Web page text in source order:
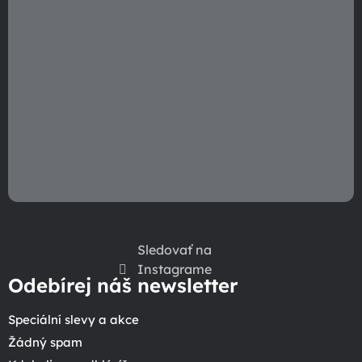
Sledovať na
Instagrame
Odebírej náš newsletter
Speciální slevy a akce
Žádný spam